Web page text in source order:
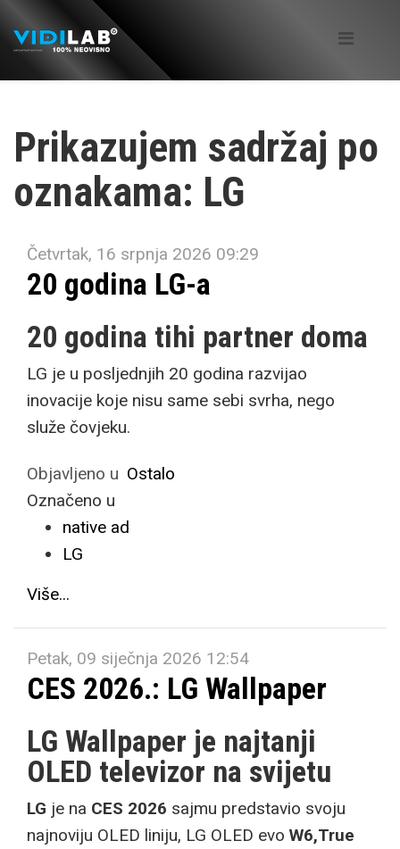
Prikazujem sadržaj po
oznakama: LG
Četvrtak, 16 srpnja 2026 09:29
20 godina LG-a
20 godina tihi partner doma
LG je u posljednjih 20 godina razvijao
inovacije koje nisu same sebi svrha, nego
služe čovjeku.
Objavljeno u Ostalo
Označeno u
native ad
LG
Više...
Petak, 09 siječnja 2026 12:54
CES 2026.: LG Wallpaper
LG Wallpaper je najtanji
OLED televizor na svijetu
LG je na CES 2026 sajmu predstavio svoju
najnoviju OLED liniju, LG OLED evo W6,True